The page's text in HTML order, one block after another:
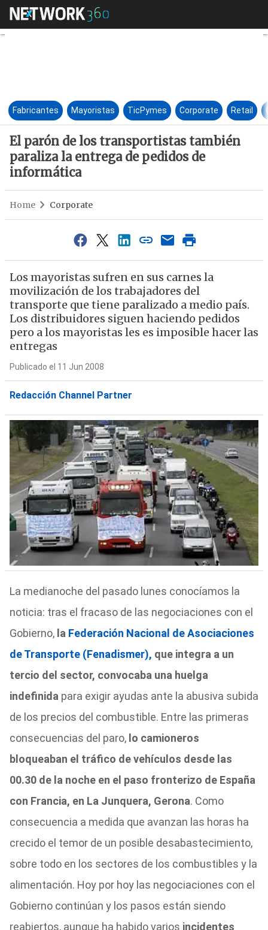
El parón de los
Fabricantes Mayoristas TicPymes Corporate Retail
El parón de los transportistas también
paraliza la entrega de pedidos de
informática
Home Corporate
Los mayoristas sufren en sus carnes la
movilización de los trabajadores del
transporte que tiene paralizado a medio país.
Los distribuidores siguen haciendo pedidos
pero a los mayoristas les es imposible hacer las
entregas
Publicado el 11 Jun 2008
Redacción Channel Partner
La medianoche del pasado lunes conocíamos la
noticia: tras el fracaso de las negociaciones con el
Gobierno, la Federación Nacional de Asociaciones
de Transporte (Fenadismer), que integra a un
tercio del sector, convocaba una huelga
indefinida para exigir ayudas ante la abusiva subida
de los precios del combustible. Entre las primeras
consecuencias del paro, lo camioneros
bloqueaban el tráfico de vehículos desde las
00.30 de la noche en el paso fronterizo de España
con Francia, en La Junquera, Gerona. Como
consecuencia a medida que avanzan las horas ha
crecido el temor de un posible desabastecimiento,
sobre todo en los sectores de los combustibles y la
alimentación. Hoy por hoy las negociaciones con el
Gobierno continúan y los pasos están siendo
reabiertos, aunque ha habido varios incidentes